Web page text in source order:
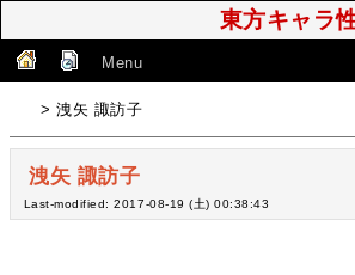
東方キャラ
Menu
> 洩矢 諏訪子
洩矢 諏訪子
Last-modified: 2017-08-19 (土) 00:38:43